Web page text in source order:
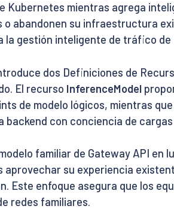
Kubernetes mientras agrega
o abandonen su infraestructura
la gestión inteligente de tráfico de
dos Definiciones de
El recurso InferenceModel
de modelo lógicos, mientras
con conciencia de
familiar de Gateway API en
aprovechar su experiencia
Este enfoque asegura que los
redes familiares.